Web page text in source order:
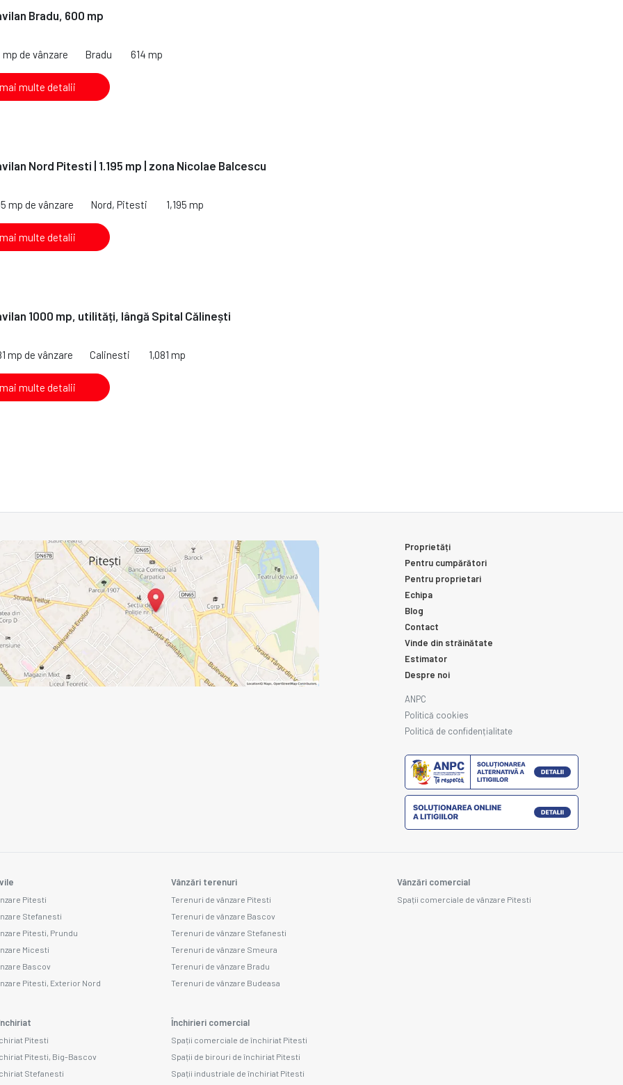
Bradu, 600 mp
mp de vânzare Bradu 614 mp
multe detalii
Nord Pitesti | 1.195 mp | zona Nicolae Balcescu
mp de vânzare Nord, Pitesti 1,195 mp
multe detalii
1000 mp, utilități, lângă Spital Călinești
mp de vânzare Calinesti 1,081 mp
multe detalii
Proprietăți
Pentru cumpărători
Pentru proprietari
Echipa
Blog
Contact
Vinde din străinătate
Estimator
Despre noi
ANPC
Politică cookies
Politică de confidențialitate
Pitesti
Stefanesti
Pitesti, Prundu
Micesti
Bascov
Pitesti, Exterior Nord
Vânzări terenuri
Terenuri de vânzare Pitesti
Terenuri de vânzare Bascov
Terenuri de vânzare Stefanesti
Terenuri de vânzare Smeura
Terenuri de vânzare Bradu
Terenuri de vânzare Budeasa
Vânzări comercial
Spații comerciale de vânzare Pitesti
Pitesti
Pitesti, Big-Bascov
Stefanesti
Închirieri comercial
Spații comerciale de închiriat Pitesti
Spații de birouri de închiriat Pitesti
Spații industriale de închiriat Pitesti